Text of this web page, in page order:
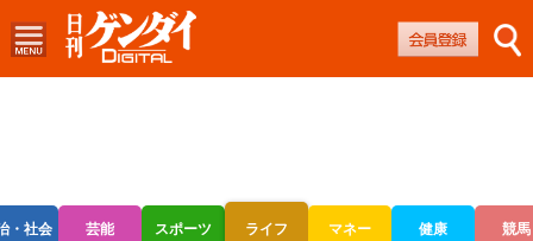
・社会 芸能 スポーツ ライフ マネー 健康 競馬